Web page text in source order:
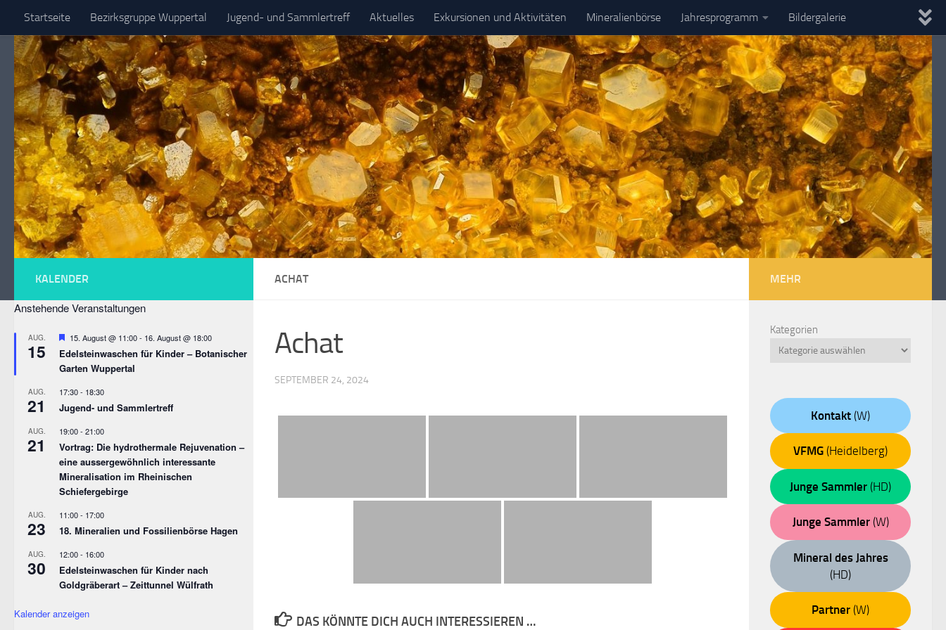
Zum Inhalt springen
Startseite Bezirksgruppe Wuppertal Jugend- und Sammlertreff Aktuelles Exkursionen und Aktivitäten Mineralienbörse Jahresprogramm Bildergalerie
Spezielle Sammelgebiete
ACHAT
Achat
SEPTEMBER 24, 2024
DAS KÖNNTE DICH AUCH INTERESSIEREN …
KALENDER
Anstehende Veranstaltungen
AUG.
15
Empfohlen
15. August @ 11:00- 16. August @ 18:00
Edelsteinwaschen für Kinder – Botanischer
Garten Wuppertal
AUG.
21
17:30- 18:30
Jugend- und Sammlertreff
AUG.
21
19:00- 21:00
Vortrag: Die hydrothermale Rejuvenation –
eine aussergewöhnlich interessante
Mineralisation im Rheinischen
Schiefergebirge
AUG.
23
11:00- 17:00
18. Mineralien und Fossilienbörse Hagen
AUG.
30
12:00- 16:00
Edelsteinwaschen für Kinder nach
Goldgräberart – Zeittunnel Wülfrath
Kalender anzeigen
MEHR
Kategorien
Kontakt (W)
VFMG (Heidelberg)
Junge Sammler (HD)
Junge Sammler(W)
Mineral des Jahres
(HD)
Partner (W)